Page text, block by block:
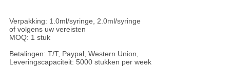
Verpakking: 1.0ml/syringe, 2.0ml/syringe
of volgens uw vereisten
MOQ: 1 stuk
Betalingen: T/T, Paypal, Western Union,
Leveringscapaciteit: 5000 stukken per week